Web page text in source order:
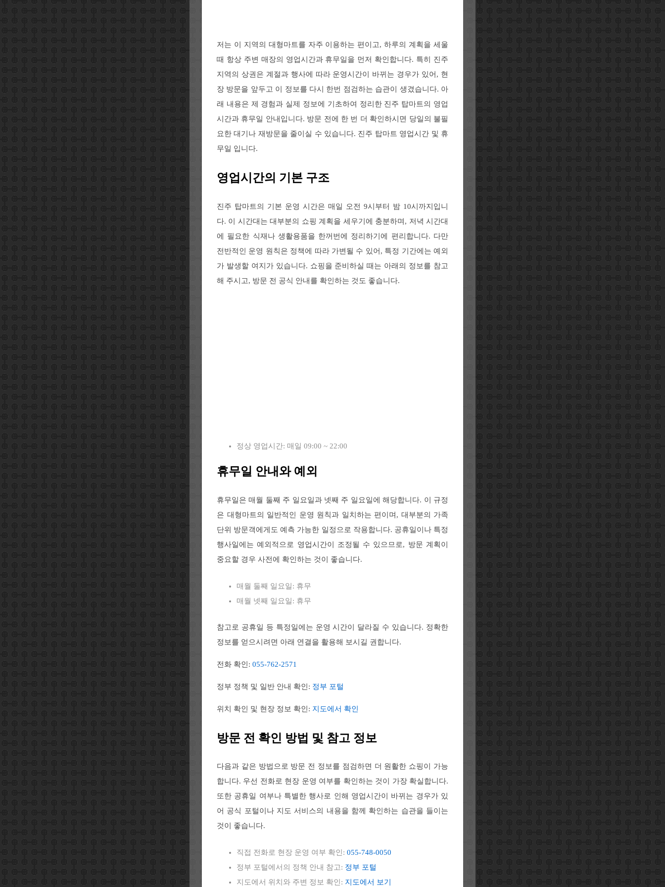
저는 이 지역의 대형마트를 자주 이용하는 편이고, 하루의 계획을 세울
때 항상 주변 매장의 영업시간과 휴무일을 먼저 확인합니다. 특히 진주
지역의 상권은 계절과 행사에 따라 운영시간이 바뀌는 경우가 있어, 현
장 방문을 앞두고 이 정보를 다시 한번 점검하는 습관이 생겼습니다. 아
래 내용은 제 경험과 실제 정보에 기초하여 정리한 진주 탑마트의 영업
시간과 휴무일 안내입니다. 방문 전에 한 번 더 확인하시면 당일의 불필
요한 대기나 재방문을 줄이실 수 있습니다. 진주 탑마트 영업시간 및 휴
무일 입니다.
영업시간의 기본 구조
진주 탑마트의 기본 운영 시간은 매일 오전 9시부터 밤 10시까지입니
다. 이 시간대는 대부분의 쇼핑 계획을 세우기에 충분하며, 저녁 시간대
에 필요한 식재나 생활용품을 한꺼번에 정리하기에 편리합니다. 다만
전반적인 운영 원칙은 정책에 따라 가변될 수 있어, 특정 기간에는 예외
가 발생할 여지가 있습니다. 쇼핑을 준비하실 때는 아래의 정보를 참고
해 주시고, 방문 전 공식 안내를 확인하는 것도 좋습니다.
정상 영업시간: 매일 09:00 ~ 22:00
휴무일 안내와 예외
휴무일은 매월 둘째 주 일요일과 넷째 주 일요일에 해당합니다. 이 규정
은 대형마트의 일반적인 운영 원칙과 일치하는 편이며, 대부분의 가족
단위 방문객에게도 예측 가능한 일정으로 작용합니다. 공휴일이나 특정
행사일에는 예외적으로 영업시간이 조정될 수 있으므로, 방문 계획이
중요할 경우 사전에 확인하는 것이 좋습니다.
매월 둘째 일요일: 휴무
매월 넷째 일요일: 휴무
참고로 공휴일 등 특정일에는 운영 시간이 달라질 수 있습니다. 정확한
정보를 얻으시려면 아래 연결을 활용해 보시길 권합니다.
전화 확인: 055-762-2571
정부 정책 및 일반 안내 확인: 정부 포털
위치 확인 및 현장 정보 확인: 지도에서 확인
방문 전 확인 방법 및 참고 정보
다음과 같은 방법으로 방문 전 정보를 점검하면 더 원활한 쇼핑이 가능
합니다. 우선 전화로 현장 운영 여부를 확인하는 것이 가장 확실합니다.
또한 공휴일 여부나 특별한 행사로 인해 영업시간이 바뀌는 경우가 있
어 공식 포털이나 지도 서비스의 내용을 함께 확인하는 습관을 들이는
것이 좋습니다.
직접 전화로 현장 운영 여부 확인: 055-748-0050
정부 포털에서의 정책 안내 참고: 정부 포털
지도에서 위치와 주변 정보 확인: 지도에서 보기